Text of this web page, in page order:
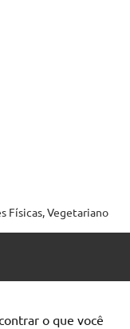
Físicas, Vegetariano
o que você